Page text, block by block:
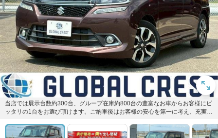
当店では展示台数約300台、グループ在庫約800台の豊富なお車からお客様にピ
ッタリの1台をお選び頂けます。ご納車後はお客様の安心を第一に考え、充実し